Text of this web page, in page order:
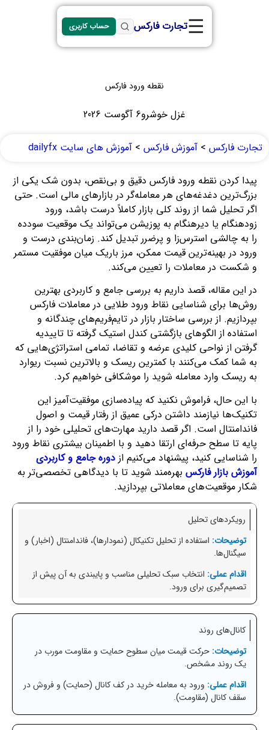
☰تجارت فارکس حساب کاربری
نقطه ورود فارکس
غزل خوشرو6 آگوست 2026
تجارت فارکس > آموزش فارکس > آموزش های سایت dailyfx
پیدا کردن نقطه ورود فارکس دقیق و بی‌نقص، بدون شک یکی از
بزرگ‌ترین دغدغه‌های هر معامله‌گر در بازارهای مالی است. حتی
اگر تحلیل شما از روند کلی بازار کاملاً درست باشد، ورود
زودهنگام یا دیرهنگام به پوزیشن می‌تواند یک موقعیت سودده
را به چالشی استرس‌زا و پرضرر تبدیل کند. زمان‌بندی درست و
ورود در بهینه‌ترین قیمت ممکن، مرز باریک میان موفقیت مستمر
و شکست در معاملات را تعیین می‌کند.
در این مقاله، قصد داریم به بررسی جامع و کاربردی بهترین
روش‌ها برای شناسایی نقاط ورود طلایی در معاملات فارکس
بپردازیم. از بررسی ساختار بازار در تایم‌فریم‌های چندگانه و
استفاده از الگوهای بازگشتی کندل استیک گرفته تا تاییدیه
گرفتن از نواحی کلیدی عرضه و تقاضا، تمامی استراتژی‌هایی که
به شما کمک می‌کنند با کمترین ریسک و بالاترین نسبت ریوارد
به ریسک وارد معامله شوید را موشکافی خواهیم کرد.
با این حال، فراموش نکنید که پیاده‌سازی موفقیت‌آمیز این
تکنیک‌ها نیازمند داشتن درکی عمیق از رفتار قیمت و اصول
فاندامنتال است. اگر قصد دارید مهارت‌های تحلیلی خود را از
پایه تا سطح حرفه‌ای ارتقا دهید و با اطمینان بیشتری نقاط ورود
را شناسایی کنید، پیشنهاد می‌کنیم از دوره جامع و کاربردی
آموزش بازار فارکس بهره‌مند شوید تا با دیدگاهی تخصصی‌تر به
شکار موقعیت‌های معاملاتی بپردازید.
رویکردهای تحلیل
استفاده از تحلیل تکنیکال (نمودارها)، فاندامنتال (اخبار) و
سیگنال‌ها.
انتخاب سبک تحلیلی مناسب و پایبندی به آن پیش از
تصمیم‌گیری برای ورود.
کانال‌های روند
حرکت قیمت میان سطوح حمایت و مقاومت مورب در
یک روند مشخص.
ورود به معامله خرید در کف کانال (حمایت) و فروش در
سقف کانال (مقاومت).